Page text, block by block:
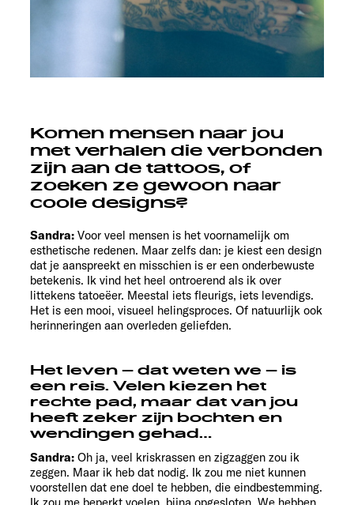
Komen mensen naar jou
met verhalen die verbonden
zijn aan de tattoos, of
zoeken ze gewoon naar
coole designs?
Sandra: Voor veel mensen is het voornamelijk om
esthetische redenen. Maar zelfs dan: je kiest een design
dat je aanspreekt en misschien is er een onderbewuste
betekenis. Ik vind het heel ontroerend als ik over
littekens tatoeëer. Meestal iets fleurigs, iets levendigs.
Het is een mooi, visueel helingsproces. Of natuurlijk ook
herinneringen aan overleden geliefden.
Het leven – dat weten we – is
een reis. Velen kiezen het
rechte pad, maar dat van jou
heeft zeker zijn bochten en
wendingen gehad…
Sandra: Oh ja, veel kriskrassen en zigzaggen zou ik
zeggen. Maar ik heb dat nodig. Ik zou me niet kunnen
voorstellen dat ene doel te hebben, die eindbestemming.